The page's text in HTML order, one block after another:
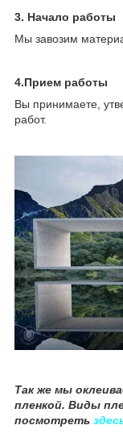
3. Начало работы
Мы завозим
4.Прием работы
Вы принимаете,
работ.
Так же мы
пленкой. Виды
посмотреть